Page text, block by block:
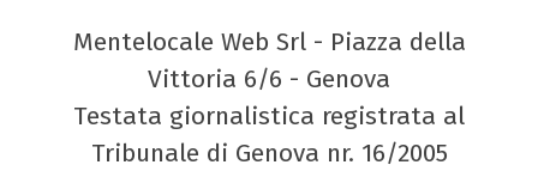
Mentelocale Web Srl - Piazza della
Vittoria 6/6 - Genova
Testata giornalistica registrata al
Tribunale di Genova nr. 16/2005